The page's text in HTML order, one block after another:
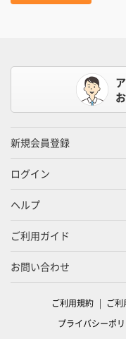
新規会員登録
ログイン
ヘルプ
ご利用ガイド
お問い合わせ
ご利用規約 ご
プライバシーポ